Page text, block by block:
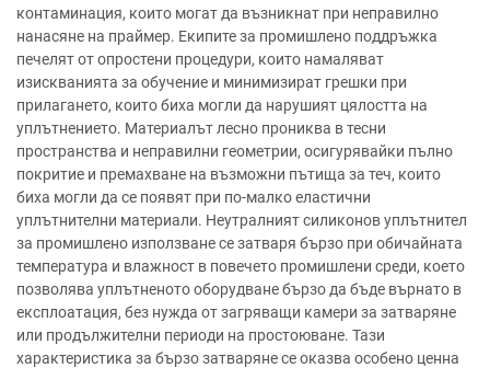
контаминация, които могат да възникнат при неправилно
нанасяне на праймер. Екипите за промишлено поддръжка
печелят от опростени процедури, които намаляват
изискванията за обучение и минимизират грешки при
прилагането, които биха могли да нарушият цялостта на
уплътнението. Материалът лесно прониква в тесни
пространства и неправилни геометрии, осигурявайки пълно
покритие и премахване на възможни пътища за теч, които
биха могли да се появят при по-малко еластични
уплътнителни материали. Неутралният силиконов уплътнител
за промишлено използване се затваря бързо при обичайната
температура и влажност в повечето промишлени среди, което
позволява уплътненото оборудване бързо да бъде върнато в
експлоатация, без нужда от загряващи камери за затваряне
или продължителни периоди на простоюване. Тази
характеристика за бързо затваряне се оказва особено ценна